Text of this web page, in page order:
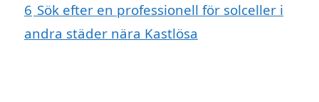
6 Sök efter en professionell för solceller i
andra städer nära Kastlösa